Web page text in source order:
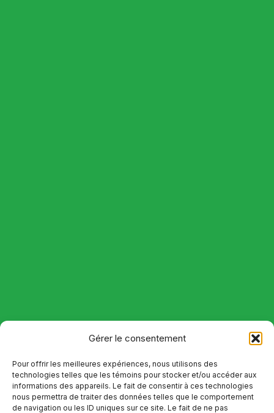
Gérer le consentement
Pour offrir les meilleures expériences, nous utilisons des
technologies telles que les témoins pour stocker et/ou accéder aux
informations des appareils. Le fait de consentir à ces technologies
nous permettra de traiter des données telles que le comportement
de navigation ou les ID uniques sur ce site. Le fait de ne pas